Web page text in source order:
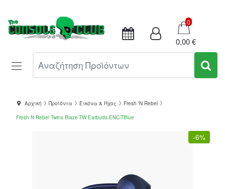
Καλάθι
0
0,00 €
Αρχική Προϊόντα Εικόνα & Ήχος
Fresh 'N Rebel
Fresh N Rebel Twins Blaze-TW Earbuds-ENC-TBlue
-6%